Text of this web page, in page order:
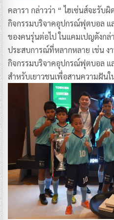
คลารา กล่าวว่า “ ไฮเซ่นส์จะรับ
กิจกรรมบริจาคอุปกรณ์ฟุตบอล แ
ของคนรุ่นต่อไป ในแคมเปญดังกล่
ประสบการณ์ที่หลากหลาย เช่น
กิจกรรมบริจาคอุปกรณ์ฟุตบอล แ
สำหรับเยาวชนเพื่อสานความฝัน